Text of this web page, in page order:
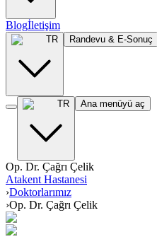
Blogİletişim
TR Randevu & E-Sonuç
TR Ana menüyü aç
Op. Dr. Çağrı Çelik
Atakent Hastanesi
›Doktorlarımız
›Op. Dr. Çağrı Çelik